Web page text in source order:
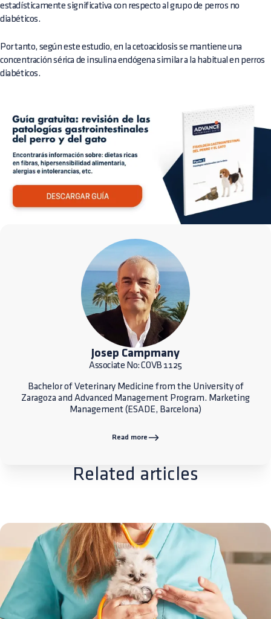
estadísticamente significativa con respecto al grupo de perros no
diabéticos.
Por tanto, según este estudio, en la cetoacidosis se mantiene una
concentración sérica de insulina endógena similar a la habitual en perros
diabéticos.
Josep Campmany
Associate No: COVB 1125
Bachelor of Veterinary Medicine from the University of
Zaragoza and Advanced Management Program. Marketing
Management (ESADE, Barcelona)
Read more
Related articles